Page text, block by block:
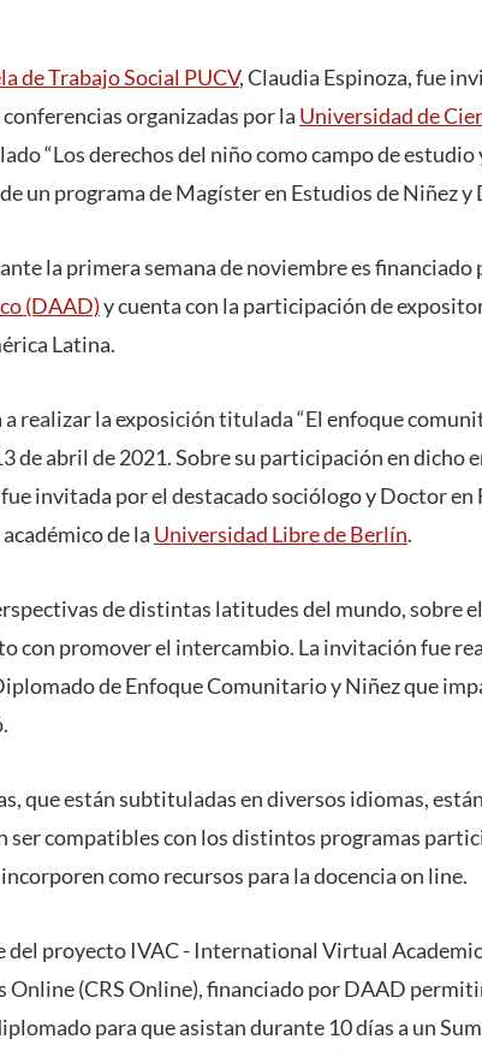
de Trabajo Social PUCV, Claudia Espinoza, fue
organizadas por la Universidad de
“Los derechos del niño como campo de
un programa de Magíster en Estudios de Niñez y
la primera semana de noviembre es financiado
(DAAD)y cuenta con la participación de
Latina.
a realizar la exposición titulada “El enfoque
de abril de 2021. Sobre su participación en
invitada por el destacado sociólogo y Doctor
de la Universidad Libre de Berlín.
de distintas latitudes del mundo, sobre
con promover el intercambio. La invitación fue
de Enfoque Comunitario y Niñez que
que están subtituladas en diversos idiomas,
ser compatibles con los distintos programas
como recursos para la docencia on line.
del proyecto IVAC - International Virtual
Online (CRS Online), financiado por DAAD
para que asistan durante 10 días a un